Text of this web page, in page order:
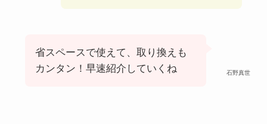
石野真世
省スペースで使えて、取り換えも
カンタン！早速紹介していくね